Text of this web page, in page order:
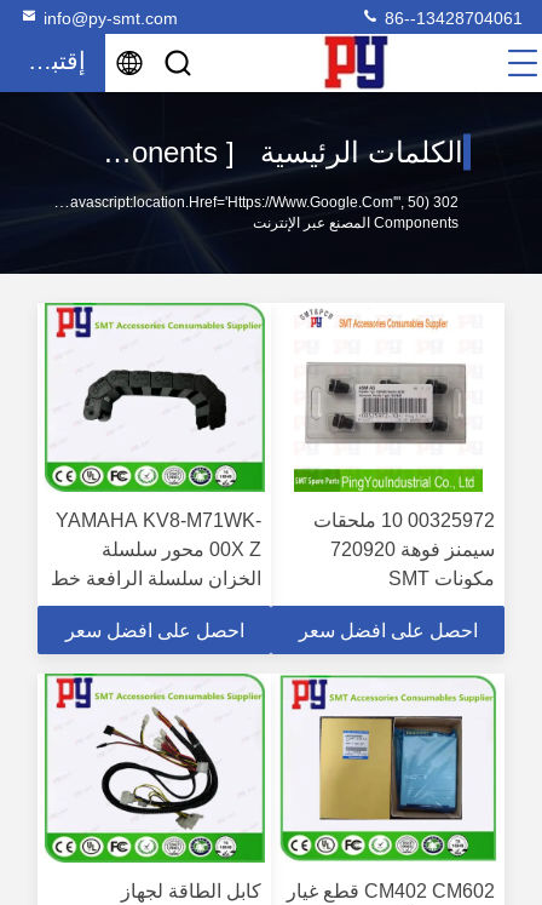
info@py-smt.com 86--13428704061
إقتباس
الكلمات الرئيسية [ smt components ] تطابق 1223 المنتجات
Components المصنع عبر الإنترنت
00325972 10 ملحقات
سيمنز فوهة 720920
مكونات SMT
احصل على افضل سعر
YAMAHA KV8-M71WK-
00X Z محور سلسلة
الخزان سلسلة الرافعة خط
الملاحة قطاعات SMT
لجهاز YV100XG YV100X
احصل على افضل سعر
CM402 CM602 قطع غيار
كابل الطاقة لجهاز